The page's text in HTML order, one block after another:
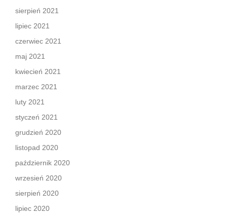
sierpień 2021
lipiec 2021
czerwiec 2021
maj 2021
kwiecień 2021
marzec 2021
luty 2021
styczeń 2021
grudzień 2020
listopad 2020
październik 2020
wrzesień 2020
sierpień 2020
lipiec 2020